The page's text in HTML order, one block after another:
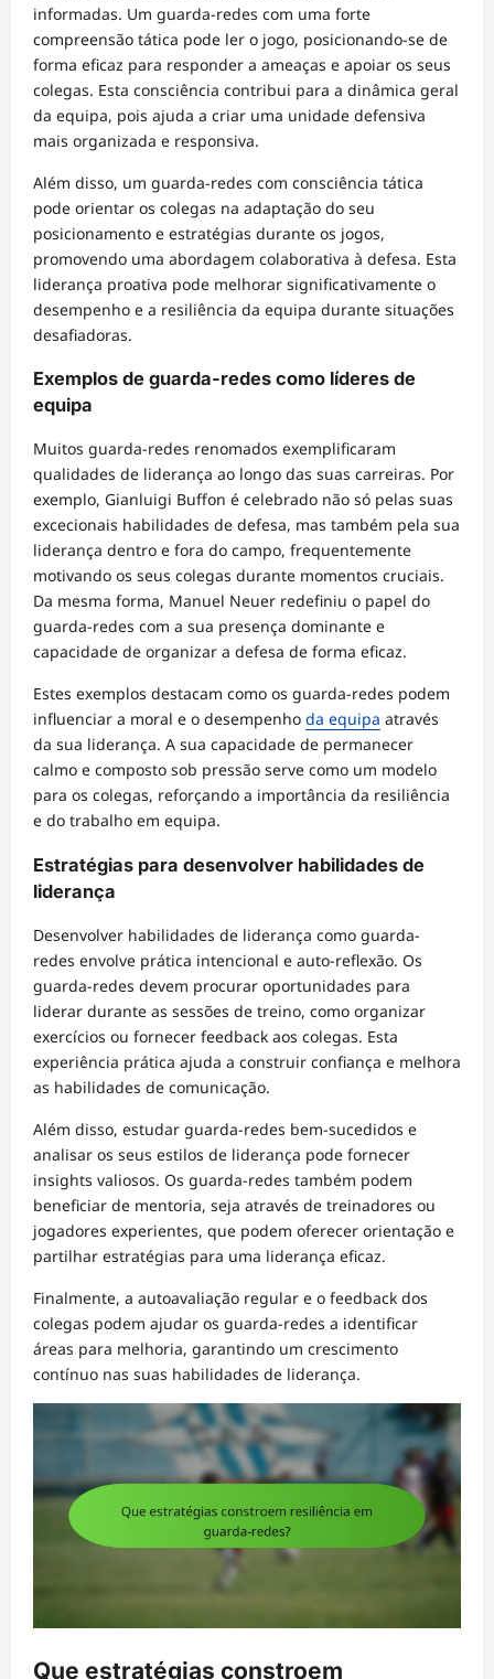
informadas. Um guarda-redes com uma forte
compreensão tática pode ler o jogo, posicionando-se de
forma eficaz para responder a ameaças e apoiar os seus
colegas. Esta consciência contribui para a dinâmica geral
da equipa, pois ajuda a criar uma unidade defensiva
mais organizada e responsiva.
Além disso, um guarda-redes com consciência tática
pode orientar os colegas na adaptação do seu
posicionamento e estratégias durante os jogos,
promovendo uma abordagem colaborativa à defesa. Esta
liderança proativa pode melhorar significativamente o
desempenho e a resiliência da equipa durante situações
desafiadoras.
Exemplos de guarda-redes como líderes de
equipa
Muitos guarda-redes renomados exemplificaram
qualidades de liderança ao longo das suas carreiras. Por
exemplo, Gianluigi Buffon é celebrado não só pelas suas
excecionais habilidades de defesa, mas também pela sua
liderança dentro e fora do campo, frequentemente
motivando os seus colegas durante momentos cruciais.
Da mesma forma, Manuel Neuer redefiniu o papel do
guarda-redes com a sua presença dominante e
capacidade de organizar a defesa de forma eficaz.
Estes exemplos destacam como os guarda-redes podem
influenciar a moral e o desempenho da equipa através
da sua liderança. A sua capacidade de permanecer
calmo e composto sob pressão serve como um modelo
para os colegas, reforçando a importância da resiliência
e do trabalho em equipa.
Estratégias para desenvolver habilidades de
liderança
Desenvolver habilidades de liderança como guarda-
redes envolve prática intencional e auto-reflexão. Os
guarda-redes devem procurar oportunidades para
liderar durante as sessões de treino, como organizar
exercícios ou fornecer feedback aos colegas. Esta
experiência prática ajuda a construir confiança e melhora
as habilidades de comunicação.
Além disso, estudar guarda-redes bem-sucedidos e
analisar os seus estilos de liderança pode fornecer
insights valiosos. Os guarda-redes também podem
beneficiar de mentoria, seja através de treinadores ou
jogadores experientes, que podem oferecer orientação e
partilhar estratégias para uma liderança eficaz.
Finalmente, a autoavaliação regular e o feedback dos
colegas podem ajudar os guarda-redes a identificar
áreas para melhoria, garantindo um crescimento
contínuo nas suas habilidades de liderança.
Que estratégias constroem